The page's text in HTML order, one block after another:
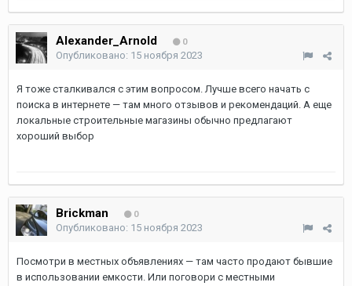
Alexander_Arnold 0
Опубликовано: 15 ноября 2023
Я тоже сталкивался с этим вопросом. Лучше всего начать с
поиска в интернете — там много отзывов и рекомендаций. А еще
локальные строительные магазины обычно предлагают
хороший выбор
Brickman 0
Опубликовано: 15 ноября 2023
Посмотри в местных объявлениях — там часто продают бывшие
в использовании емкости. Или поговори с местными